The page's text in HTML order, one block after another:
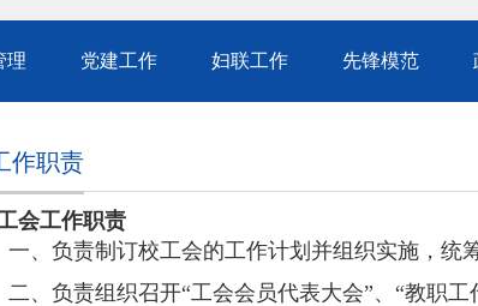
理 党建工作 妇联工作 先锋模范
作职责
会工作职责
一、负责制订校工会的工作计划并组织实施，统
二、负责组织召开“工会会员代表大会”、“教职